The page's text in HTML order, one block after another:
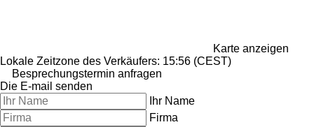
Karte anzeigen
Lokale Zeitzone des Verkäufers: 15:56 (CEST)
Besprechungstermin anfragen
Die E-mail senden
Ihr Name
Firma